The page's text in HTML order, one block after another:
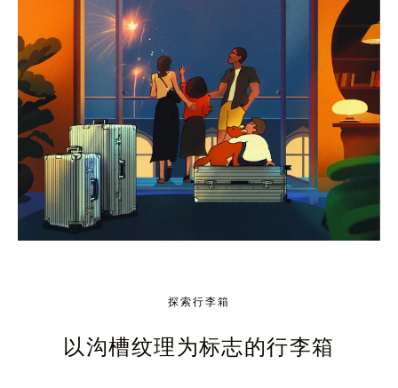
消
静
探索行李箱
以沟槽纹理为标志的行李箱